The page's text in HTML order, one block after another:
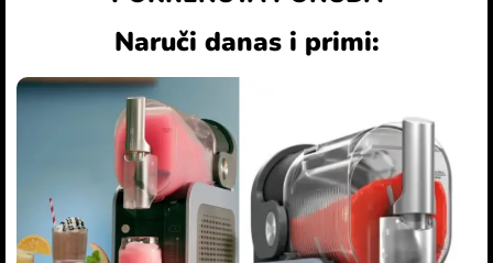
Naruči danas i primi: